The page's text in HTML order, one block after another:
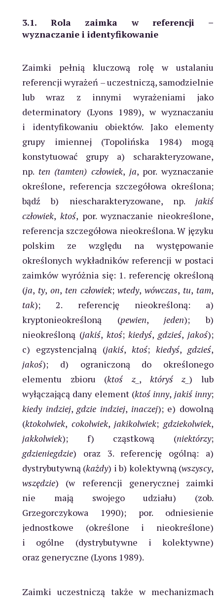
3.1. Rola zaimka w referencji –
wyznaczanie i identyfikowanie
Zaimki pełnią kluczową rolę w ustalaniu
referencji wyrażeń – uczestniczą, samodzielnie
lub wraz z innymi wyrażeniami jako
determinatory (Lyons 1989), w wyznaczaniu
i identyfikowaniu obiektów. Jako elementy
grupy imiennej (Topolińska 1984) mogą
konstytuować grupy a) scharakteryzowane,
np. ten (tamten) człowiek, ja, por. wyznaczanie
określone, referencja szczegółowa określona;
bądź b) niescharakteryzowane, np. jakiś
człowiek, ktoś, por. wyznaczanie nieokreślone,
referencja szczegółowa nieokreślona. W języku
polskim ze względu na występowanie
określonych wykładników referencji w postaci
zaimków wyróżnia się: 1. referencję określoną
(ja, ty, on, ten człowiek;wtedy,wówczas, tu, tam,
tak); 2. referencję nieokreśloną: a)
kryptonieokreśloną (pewien,jeden); b)
nieokreśloną (jakiś, ktoś;kiedyś,gdzieś,jakoś);
c) egzystencjalną (jakiś, ktoś; kiedyś, gdzieś,
jakoś); d) ograniczoną do określonego
elementu zbioru (ktoś z_ , któryś z_ ) lub
wyłączającą dany element (ktoś inny, jakiś inny;
kiedy indziej,gdzie indziej, inaczej); e) dowolną
(ktokolwiek, cokolwiek,jakikolwiek;gdziekolwiek,
jakkolwiek); f) cząstkową (niektórzy;
gdzieniegdzie) oraz 3. referencję ogólną: a)
dystrybutywną (każdy) i b) kolektywną (wszyscy,
wszędzie) (w referencji generycznej zaimki
nie mają swojego udziału) (zob.
Grzegorczykowa 1990); por. odniesienie
jednostkowe (określone i nieokreślone)
i ogólne (dystrybutywne i kolektywne)
oraz generyczne (Lyons 1989).
Zaimki uczestniczą także w mechanizmach